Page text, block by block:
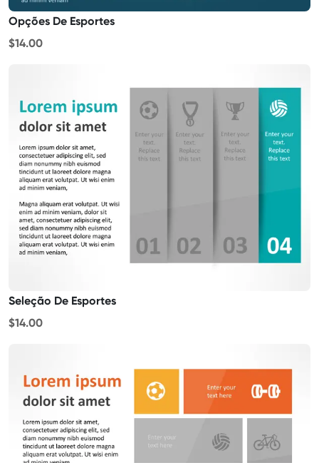
Opções De Esportes
$14.00
Seleção De Esportes
$14.00